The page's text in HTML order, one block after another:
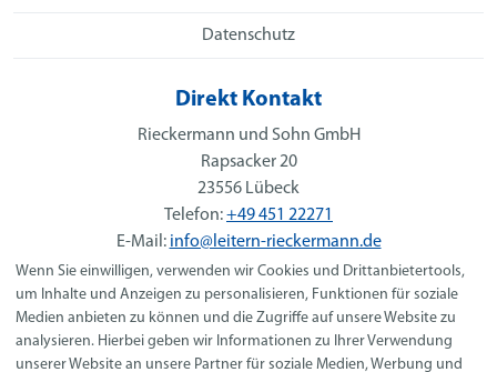
Datenschutz
Direkt Kontakt
Rieckermann und Sohn GmbH
Rapsacker 20
23556 Lübeck
Telefon:+49 451 22271
E-Mail: info@leitern-rieckermann.de
Social Media
Wenn Sie einwilligen, verwenden wir Cookies und Drittanbietertools,
um Inhalte und Anzeigen zu personalisieren, Funktionen für soziale
Medien anbieten zu können und die Zugriffe auf unsere Website zu
analysieren. Hierbei geben wir Informationen zu Ihrer Verwendung
unserer Website an unsere Partner für soziale Medien, Werbung und